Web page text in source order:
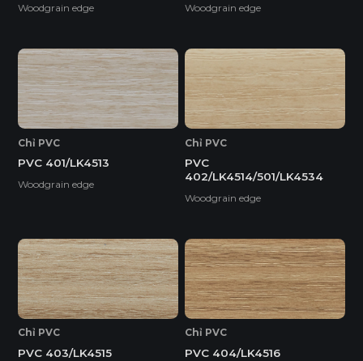
Woodgrain edge Woodgrain edge
Chỉ PVC
PVC 401/LK4513
Woodgrain edge
Chỉ PVC
PVC
402/LK4514/501/LK4534
Woodgrain edge
Chỉ PVC
PVC 403/LK4515
Chỉ PVC
PVC 404/LK4516